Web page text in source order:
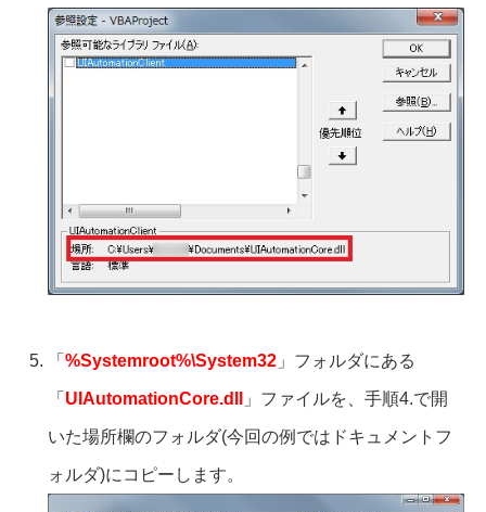
「 %Systemroot%\System32 」フォルダにある
「 UIAutomationCore.dll 」ファイルを、手順4.で開
いた場所欄のフォルダ(今回の例ではドキュメントフ
ォルダ)にコピーします。